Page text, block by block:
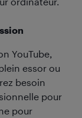
YouTube,
essor ou
besoin
pour
pour